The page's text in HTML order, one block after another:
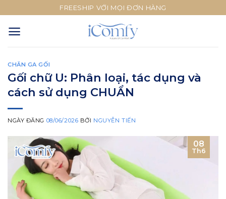
to
content
FREESHIP VỚI MỌI ĐƠN HÀNG
CHĂN GA GỐI
Gối chữ U: Phân loại, tác dụng và
cách sử dụng CHUẨN
NGÀY ĐĂNG 08/06/2026 BỞI NGUYỄN TIẾN
08
Th6